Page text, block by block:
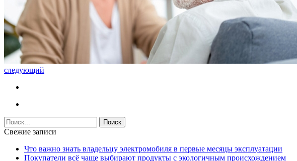
следующий
Свежие записи
Что важно знать владельцу электромобиля в первые месяцы эксплуатации
Покупатели всё чаще выбирают продукты с экологичным происхождением